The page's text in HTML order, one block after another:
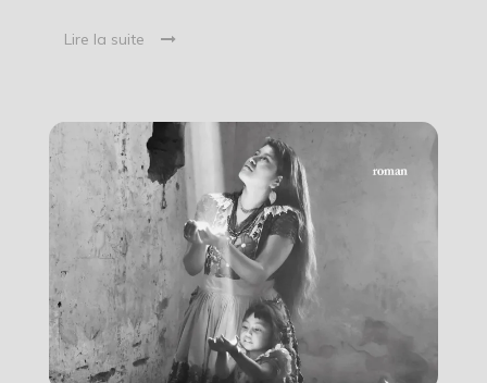
Lire la suite